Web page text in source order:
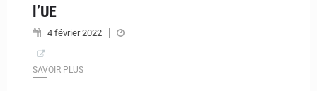
l’UE
4 février 2022
SAVOIR PLUS